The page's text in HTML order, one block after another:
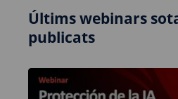
Últims webinars
publicats